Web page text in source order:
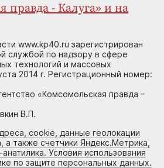
правда - Калуга» и на
www.kp40.ru зарегистрирован
службой по надзору в сфере
технологий и массовых
2014 г. Регистрационный номер:
«Комсомольская правда –
В.П.
cookie, данные геолокации
а также счетчики Яндекс.Метрика,
Условия использования
по защите персональных данных.